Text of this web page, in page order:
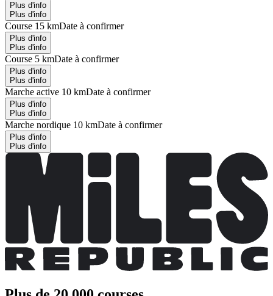
Plus d'info
Plus d'info
Course 15 kmDate à confirmer
Plus d'info
Plus d'info
Course 5 kmDate à confirmer
Plus d'info
Plus d'info
Marche active 10 kmDate à confirmer
Plus d'info
Plus d'info
Marche nordique 10 kmDate à confirmer
Plus d'info
Plus d'info